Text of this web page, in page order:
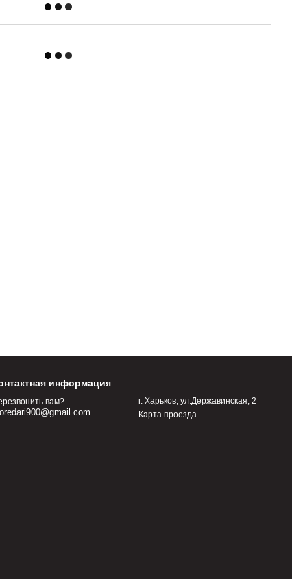
информация
вам?
г. Харьков, ул.Державинская, 2
Карта проезда